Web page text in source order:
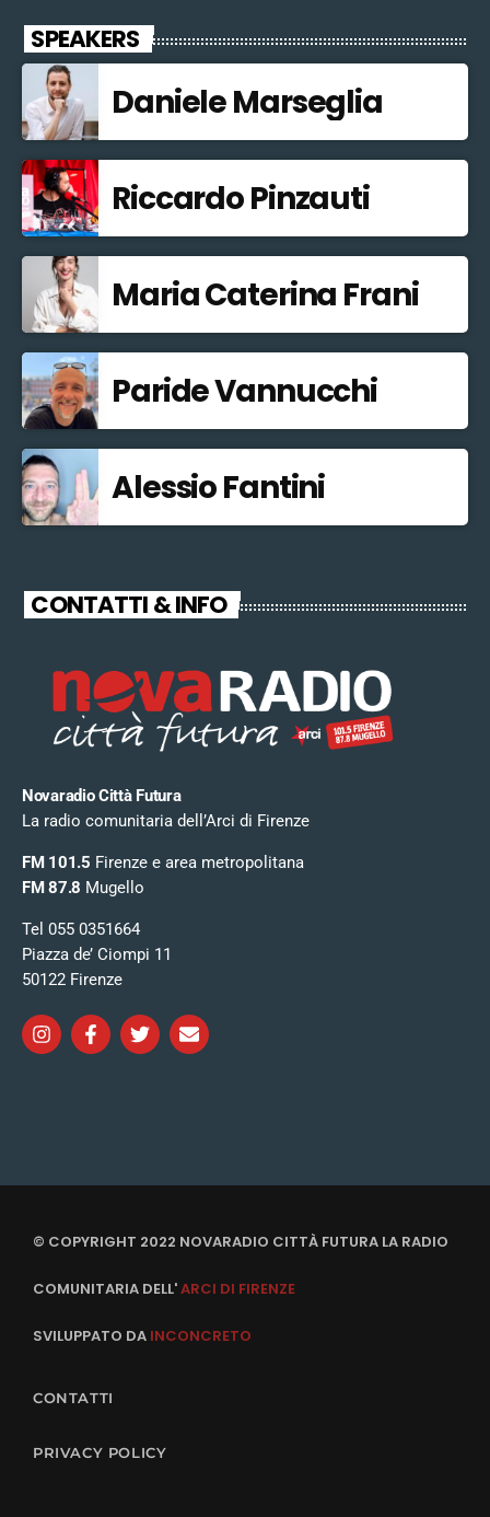
SPEAKERS
Daniele Marseglia
Riccardo Pinzauti
Maria Caterina Frani
Paride Vannucchi
Alessio Fantini
CONTATTI & INFO
Novaradio Città Futura
La radio comunitaria dell’Arci di Firenze
FM 101.5 Firenze e area metropolitana
FM 87.8 Mugello
Tel 055 0351664
Piazza de’ Ciompi 11
50122 Firenze
© COPYRIGHT 2022 NOVARADIO CITTÀ FUTURA LA RADIO
COMUNITARIA DELL'ARCI DI FIRENZE
SVILUPPATO DA INCONCRETO
CONTATTI
PRIVACY POLICY